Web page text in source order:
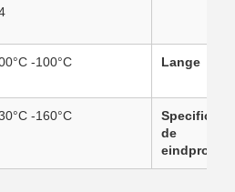
-100°C Lange
-160°C
de